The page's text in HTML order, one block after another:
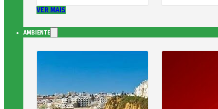
VER MAIS
AMBIENTE